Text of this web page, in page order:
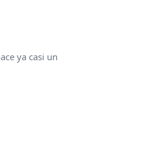
ya casi un